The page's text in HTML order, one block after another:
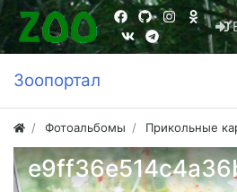
Зоопортал
Фотоальбомы Прикольные